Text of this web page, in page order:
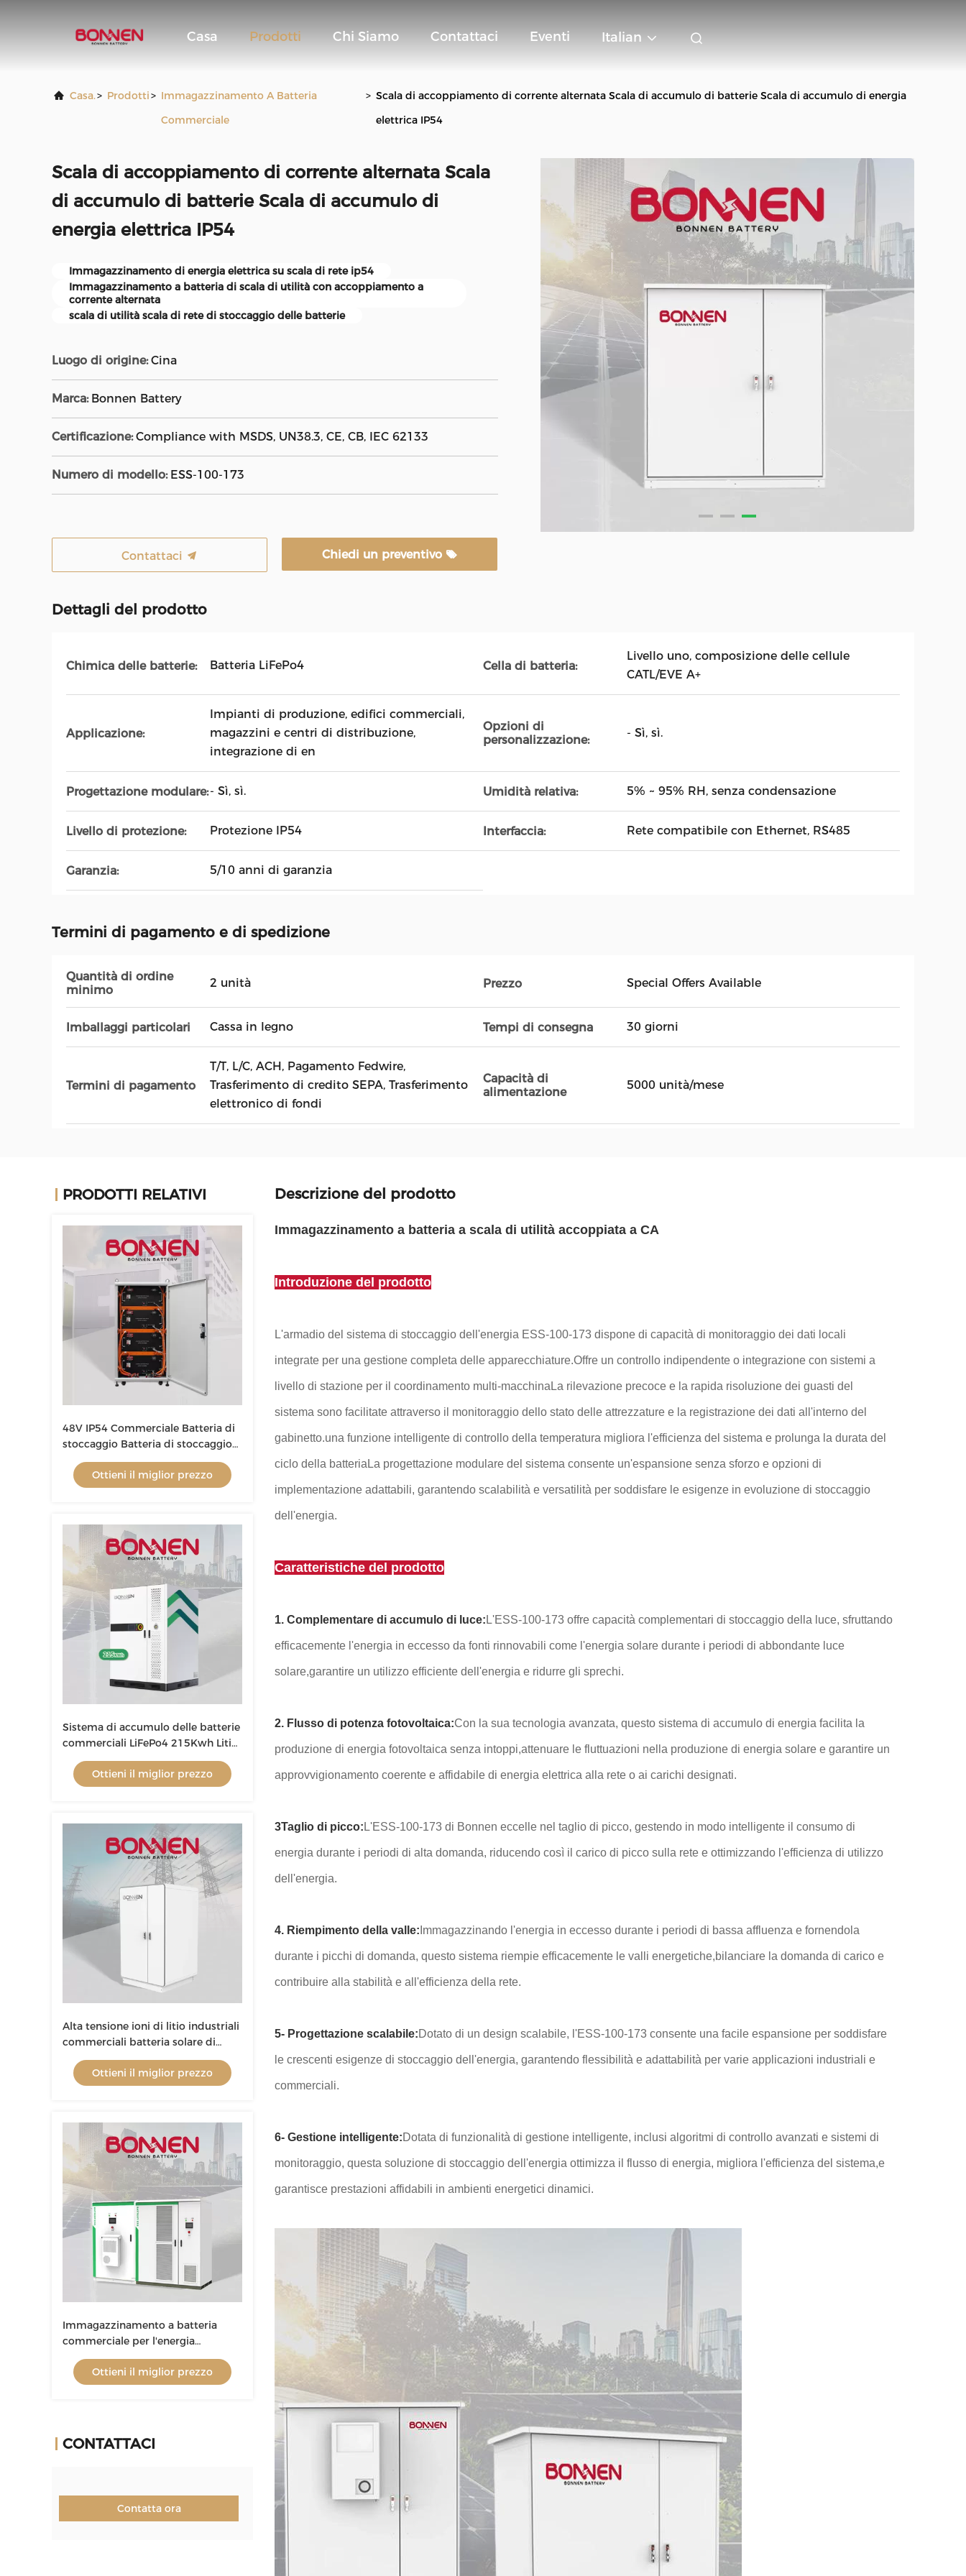
Casa Prodotti Chi Siamo Contattaci Eventi Italian
Casa.> Prodotti> Immagazzinamento A Batteria
Commerciale
> Scala di accoppiamento di corrente alternata Scala di accumulo di batterie Scala di accumulo di energia
elettrica IP54
Scala di accoppiamento di corrente alternata Scala
di accumulo di batterie Scala di accumulo di
energia elettrica IP54
Immagazzinamento di energia elettrica su scala di rete ip54
Immagazzinamento a batteria di scala di utilità con accoppiamento a
corrente alternata
scala di utilità scala di rete di stoccaggio delle batterie
Luogo di origine: Cina
Marca: Bonnen Battery
Certificazione: Compliance with MSDS, UN38.3, CE, CB, IEC 62133
Numero di modello: ESS-100-173
Contattaci Chiedi un preventivo
Dettagli del prodotto
Chimica delle batterie: Batteria LiFePo4 Cella di batteria:
Livello uno, composizione delle cellule
CATL/EVE A+
Applicazione:
Impianti di produzione, edifici commerciali,
magazzini e centri di distribuzione,
integrazione di en
Opzioni di
personalizzazione:
- Sì, sì.
Progettazione modulare:- Sì, sì. Umidità relativa: 5% ~ 95% RH, senza condensazione
Livello di protezione: Protezione IP54 Interfaccia: Rete compatibile con Ethernet, RS485
Garanzia: 5/10 anni di garanzia
Termini di pagamento e di spedizione
Quantità di ordine
minimo
2 unità Prezzo Special Offers Available
Imballaggi particolari Cassa in legno Tempi di consegna 30 giorni
Termini di pagamento
T/T, L/C, ACH, Pagamento Fedwire,
Trasferimento di credito SEPA, Trasferimento
elettronico di fondi
Capacità di
alimentazione
5000 unità/mese
PRODOTTI RELATIVI
48V IP54 Commerciale Batteria di
stoccaggio Batteria di stoccaggio
Batterie agli ioni di litio per
l'energia solare
Ottieni il miglior prezzo
Sistema di accumulo delle batterie
commerciali LiFePo4 215Kwh Litio
ferro fosfato
Ottieni il miglior prezzo
Alta tensione ioni di litio industriali
commerciali batteria solare di
stoccaggio liquido di
raffreddamento 380VAC
Ottieni il miglior prezzo
Immagazzinamento a batteria
commerciale per l'energia
industriale su rete
Immagazzinamento a batteria
fuori rete & ESS ibrido
Ottieni il miglior prezzo
CONTATTACI
Contatta ora
Descrizione del prodotto
Immagazzinamento a batteria a scala di utilità accoppiata a CA
Introduzione del prodotto
L'armadio del sistema di stoccaggio dell'energia ESS-100-173 dispone di capacità di monitoraggio dei dati locali
integrate per una gestione completa delle apparecchiature.Offre un controllo indipendente o integrazione con sistemi a
livello di stazione per il coordinamento multi-macchinaLa rilevazione precoce e la rapida risoluzione dei guasti del
sistema sono facilitate attraverso il monitoraggio dello stato delle attrezzature e la registrazione dei dati all'interno del
gabinetto.una funzione intelligente di controllo della temperatura migliora l'efficienza del sistema e prolunga la durata del
ciclo della batteriaLa progettazione modulare del sistema consente un'espansione senza sforzo e opzioni di
implementazione adattabili, garantendo scalabilità e versatilità per soddisfare le esigenze in evoluzione di stoccaggio
dell'energia.
Caratteristiche del prodotto
1. Complementare di accumulo di luce: L'ESS-100-173 offre capacità complementari di stoccaggio della luce, sfruttando
efficacemente l'energia in eccesso da fonti rinnovabili come l'energia solare durante i periodi di abbondante luce
solare,garantire un utilizzo efficiente dell'energia e ridurre gli sprechi.
2. Flusso di potenza fotovoltaica:Con la sua tecnologia avanzata, questo sistema di accumulo di energia facilita la
produzione di energia fotovoltaica senza intoppi,attenuare le fluttuazioni nella produzione di energia solare e garantire un
approvvigionamento coerente e affidabile di energia elettrica alla rete o ai carichi designati.
3Taglio di picco: L'ESS-100-173 di Bonnen eccelle nel taglio di picco, gestendo in modo intelligente il consumo di
energia durante i periodi di alta domanda, riducendo così il carico di picco sulla rete e ottimizzando l'efficienza di utilizzo
dell'energia.
4. Riempimento della valle: Immagazzinando l'energia in eccesso durante i periodi di bassa affluenza e fornendola
durante i picchi di domanda, questo sistema riempie efficacemente le valli energetiche,bilanciare la domanda di carico e
contribuire alla stabilità e all'efficienza della rete.
5- Progettazione scalabile:Dotato di un design scalabile, l'ESS-100-173 consente una facile espansione per soddisfare
le crescenti esigenze di stoccaggio dell'energia, garantendo flessibilità e adattabilità per varie applicazioni industriali e
commerciali.
6- Gestione intelligente:Dotata di funzionalità di gestione intelligente, inclusi algoritmi di controllo avanzati e sistemi di
monitoraggio, questa soluzione di stoccaggio dell'energia ottimizza il flusso di energia, migliora l'efficienza del sistema,e
garantisce prestazioni affidabili in ambienti energetici dinamici.